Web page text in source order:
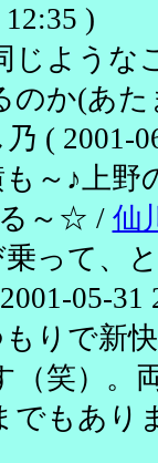
)
じような
のか(あ
( 2001-
～♪上
～☆ / 仙
って、
05-31
りで新
（笑）。
でもあり